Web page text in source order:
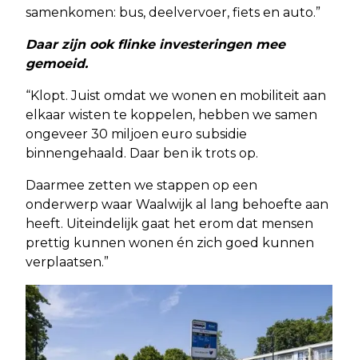
samenkomen: bus, deelvervoer, fiets en auto.”
Daar zijn ook flinke investeringen mee
gemoeid.
“Klopt. Juist omdat we wonen en mobiliteit aan
elkaar wisten te koppelen, hebben we samen
ongeveer 30 miljoen euro subsidie
binnengehaald. Daar ben ik trots op.
Daarmee zetten we stappen op een
onderwerp waar Waalwijk al lang behoefte aan
heeft. Uiteindelijk gaat het erom dat mensen
prettig kunnen wonen én zich goed kunnen
verplaatsen.”